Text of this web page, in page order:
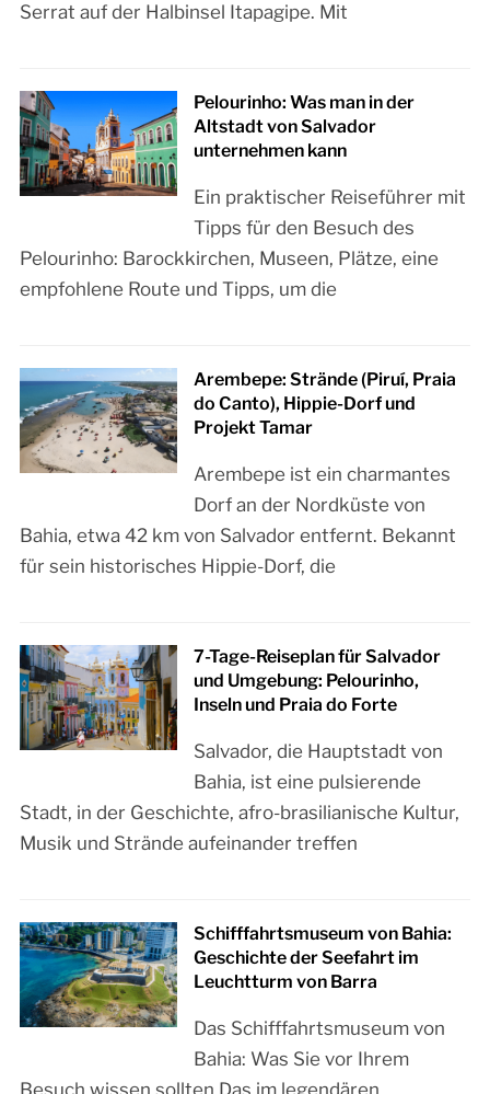
Serrat auf der Halbinsel Itapagipe. Mit
Pelourinho: Was man in der
Altstadt von Salvador
unternehmen kann
Ein praktischer Reiseführer mit
Tipps für den Besuch des
Pelourinho: Barockkirchen, Museen, Plätze, eine
empfohlene Route und Tipps, um die
Arembepe: Strände (Piruí, Praia
do Canto), Hippie-Dorf und
Projekt Tamar
Arembepe ist ein charmantes
Dorf an der Nordküste von
Bahia, etwa 42 km von Salvador entfernt. Bekannt
für sein historisches Hippie-Dorf, die
7-Tage-Reiseplan für Salvador
und Umgebung: Pelourinho,
Inseln und Praia do Forte
Salvador, die Hauptstadt von
Bahia, ist eine pulsierende
Stadt, in der Geschichte, afro-brasilianische Kultur,
Musik und Strände aufeinander treffen
Schifffahrtsmuseum von Bahia:
Geschichte der Seefahrt im
Leuchtturm von Barra
Das Schifffahrtsmuseum von
Bahia: Was Sie vor Ihrem